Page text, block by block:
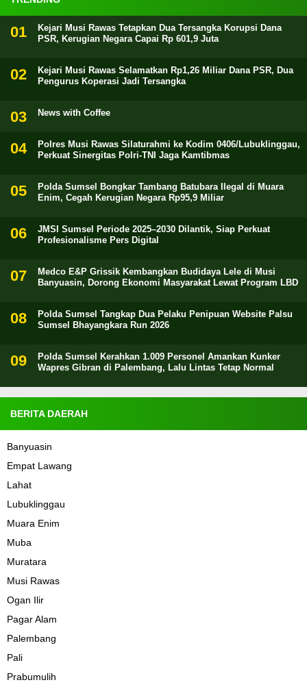
Kejari Musi Rawas Tetapkan Dua Tersangka Korupsi Dana
PSR, Kerugian Negara Capai Rp 601,9 Juta
Kejari Musi Rawas Selamatkan Rp1,26 Miliar Dana PSR, Dua
Pengurus Koperasi Jadi Tersangka
News with Coffee
Polres Musi Rawas Silaturahmi ke Kodim 0406/Lubuklinggau,
Perkuat Sinergitas Polri-TNI Jaga Kamtibmas
Polda Sumsel Bongkar Tambang Batubara Ilegal di Muara
Enim, Cegah Kerugian Negara Rp95,9 Miliar
JMSI Sumsel Periode 2025–2030 Dilantik, Siap Perkuat
Profesionalisme Pers Digital
Medco E&P Grissik Kembangkan Budidaya Lele di Musi
Banyuasin, Dorong Ekonomi Masyarakat Lewat Program LBD
Polda Sumsel Tangkap Dua Pelaku Penipuan Website Palsu
Sumsel Bhayangkara Run 2026
Polda Sumsel Kerahkan 1.009 Personel Amankan Kunker
Wapres Gibran di Palembang, Lalu Lintas Tetap Normal
BERITA DAERAH
Banyuasin
Empat Lawang
Lahat
Lubuklinggau
Muara Enim
Muba
Muratara
Musi Rawas
Ogan Ilir
Pagar Alam
Palembang
Pali
Prabumulih